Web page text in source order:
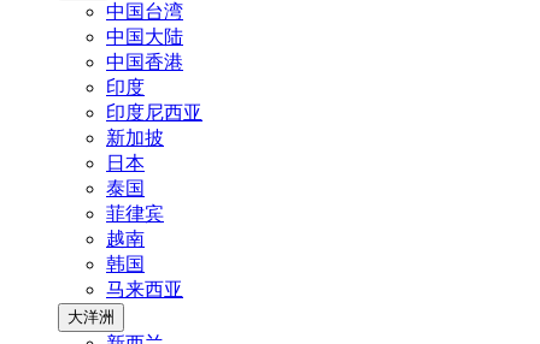
中国台湾
中国大陆
中国香港
印度
印度尼西亚
新加披
日本
泰国
菲律宾
越南
韩国
马来西亚
大洋洲